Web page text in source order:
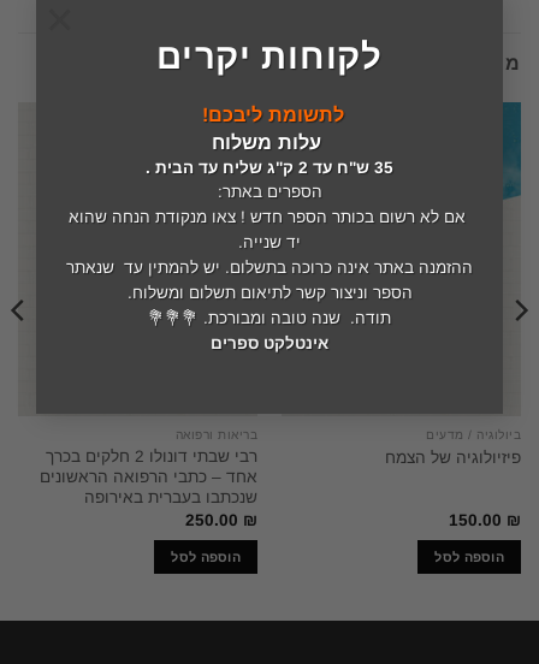
לקוחות יקרים
לתשומת ליבכם!
עלות משלוח
35 ש"ח עד 2 ק"ג שליח עד הבית .
הספרים באתר:
אם לא רשום בכותר הספר חדש ! צאו מנקודת הנחה שהוא
יד שנייה.
ההזמנה באתר אינה כרוכה בתשלום. יש להמתין עד שנאתר
הספר וניצור קשר לתיאום תשלום ומשלוח.
תודה. שנה טובה ומבורכת. 💐💐💐
אינטלקט ספרים
מוצרים קשורים
ביולוגיה / מדעים
פיזיולוגיה של הצמח
150.00 ₪
הוספה לסל
בריאות ורפואה
רבי שבתי דונולו 2 חלקים בכרך
אחד – כתבי הרפואה הראשונים
שנכתבו בעברית באירופה
250.00 ₪
הוספה לסל